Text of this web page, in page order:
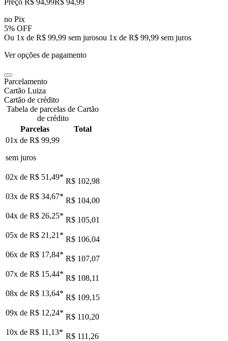
no Pix
5% OFF
Ou 1x de R$ 99,99 sem jurosou 1x de R$ 99,99 sem juros
Ver opções de pagamento
Parcelamento
Cartão Luiza
Cartão de crédito
Tabela de parcelas de Cartão
de crédito
Parcelas
Total
01x de R$ 99,99
sem juros
02x de R$ 51,49* R$ 102,98
03x de R$ 34,67* R$ 104,00
04x de R$ 26,25* R$ 105,01
05x de R$ 21,21 * R$ 106,04
06x de R$ 17,84* R$ 107,07
07x de R$ 15,44* R$ 108,11
08x de R$ 13,64* R$ 109,15
09x de R$ 12,24* R$ 110,20
10x de R$ 11,13* R$ 111,26